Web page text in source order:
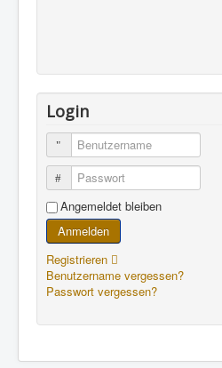
Login
Benutzername
Passwort
Angemeldet bleiben
Anmelden
Registrieren
Benutzername vergessen?
Passwort vergessen?